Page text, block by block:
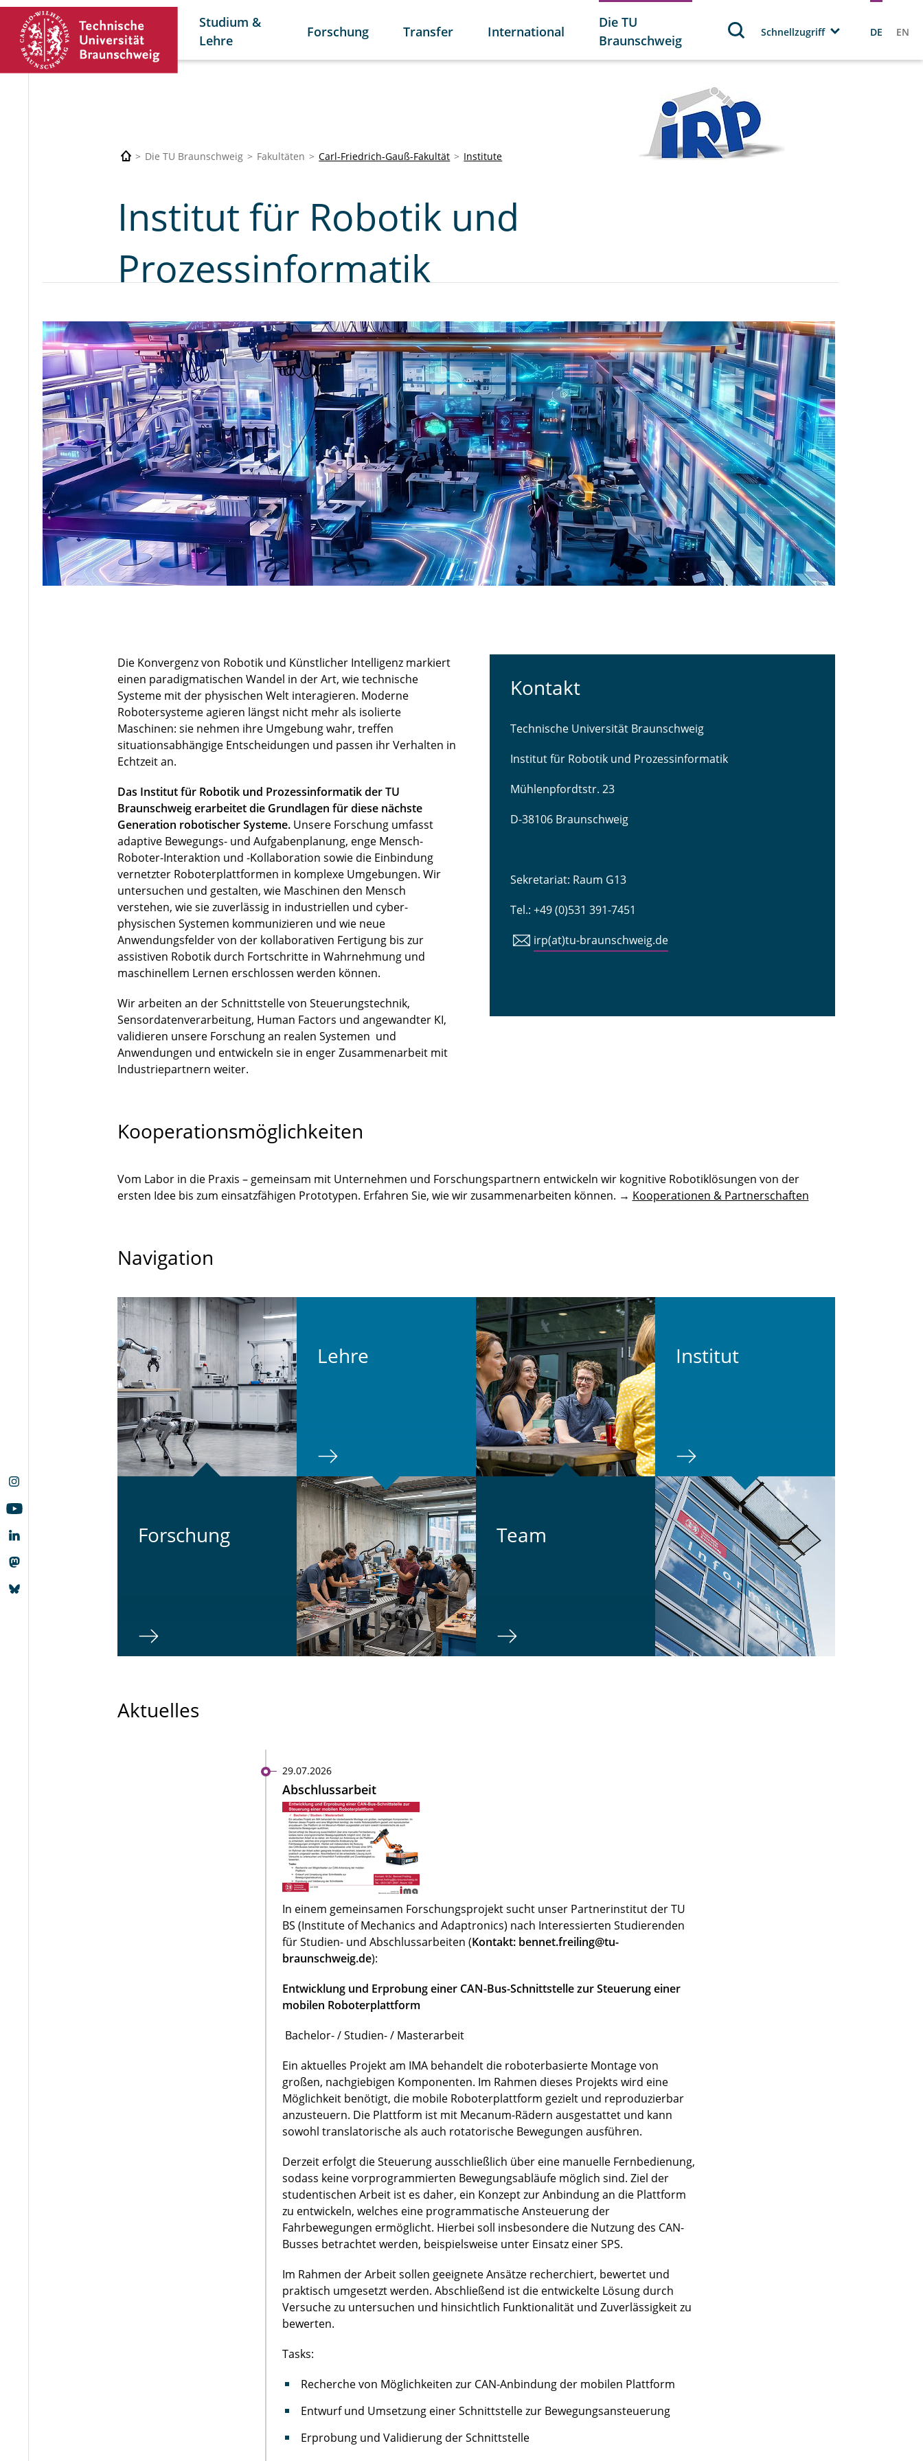
Studium &
Lehre
Forschung Transfer International
Die TU
Braunschweig
Schnellzugriff DE EN
Die TU Braunschweig Fakultäten Carl-Friedrich-Gauß-Fakultät Institute
Institut für Robotik und
Prozessinformatik
Die Konvergenz von Robotik und Künstlicher Intelligenz markiert
einen paradigmatischen Wandel in der Art, wie technische
Systeme mit der physischen Welt interagieren. Moderne
Robotersysteme agieren längst nicht mehr als isolierte
Maschinen: sie nehmen ihre Umgebung wahr, treffen
situationsabhängige Entscheidungen und passen ihr Verhalten in
Echtzeit an.
Das Institut für Robotik und Prozessinformatik der TU
Braunschweig erarbeitet die Grundlagen für diese nächste
Generation robotischer Systeme.Unsere Forschung umfasst
adaptive Bewegungs- und Aufgabenplanung, enge Mensch-
Roboter-Interaktion und -Kollaboration sowie die Einbindung
vernetzter Roboterplattformen in komplexe Umgebungen. Wir
untersuchen und gestalten, wie Maschinen den Mensch
verstehen, wie sie zuverlässig in industriellen und cyber-
physischen Systemen kommunizieren und wie neue
Anwendungsfelder von der kollaborativen Fertigung bis zur
assistiven Robotik durch Fortschritte in Wahrnehmung und
maschinellem Lernen erschlossen werden können.
Wir arbeiten an der Schnittstelle von Steuerungstechnik,
Sensordatenverarbeitung, Human Factors und angewandter KI,
validieren unsere Forschung an realen Systemen und
Anwendungen und entwickeln sie in enger Zusammenarbeit mit
Industriepartnern weiter.
Kontakt
Technische Universität Braunschweig
Institut für Robotik und Prozessinformatik
Mühlenpfordtstr. 23
D-38106 Braunschweig
Sekretariat: Raum G13
Tel.: +49 (0)531 391-7451
irp(at)tu-braunschweig.de
Kooperationsmöglichkeiten
Vom Labor in die Praxis – gemeinsam mit Unternehmen und Forschungspartnern entwickeln wir kognitive Robotiklösungen von der
ersten Idee bis zum einsatzfähigen Prototypen. Erfahren Sie, wie wir zusammenarbeiten können. → Kooperationen & Partnerschaften
Navigation
For­schung
Lehre
Team
In­sti­tut
Aktuelles
29.07.2026
Abschlussarbeit
In einem gemeinsamen Forschungsprojekt sucht unser Partnerinstitut der TU
BS (Institute of Mechanics and Adaptronics) nach Interessierten Studierenden
für Studien- und Abschlussarbeiten (Kontakt: bennet.freiling@tu-
braunschweig.de):
Entwicklung und Erprobung einer CAN-Bus-Schnittstelle zur Steuerung einer
mobilen Roboterplattform
Bachelor- / Studien- / Masterarbeit
Ein aktuelles Projekt am IMA behandelt die roboterbasierte Montage von
großen, nachgiebigen Komponenten. Im Rahmen dieses Projekts wird eine
Möglichkeit benötigt, die mobile Roboterplattform gezielt und reproduzierbar
anzusteuern. Die Plattform ist mit Mecanum-Rädern ausgestattet und kann
sowohl translatorische als auch rotatorische Bewegungen ausführen.
Derzeit erfolgt die Steuerung ausschließlich über eine manuelle Fernbedienung,
sodass keine vorprogrammierten Bewegungsabläufe möglich sind. Ziel der
studentischen Arbeit ist es daher, ein Konzept zur Anbindung an die Plattform
zu entwickeln, welches eine programmatische Ansteuerung der
Fahrbewegungen ermöglicht. Hierbei soll insbesondere die Nutzung des CAN-
Busses betrachtet werden, beispielsweise unter Einsatz einer SPS.
Im Rahmen der Arbeit sollen geeignete Ansätze recherchiert, bewertet und
praktisch umgesetzt werden. Abschließend ist die entwickelte Lösung durch
Versuche zu untersuchen und hinsichtlich Funktionalität und Zuverlässigkeit zu
bewerten.
Tasks:
Recherche von Möglichkeiten zur CAN-Anbindung der mobilen Plattform
Entwurf und Umsetzung einer Schnittstelle zur Bewegungsansteuerung
Erprobung und Validierung der Schnittstelle